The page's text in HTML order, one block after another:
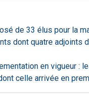
de 33 élus pour la
dont quatre adjoints
en vigueur :
celle arrivée en